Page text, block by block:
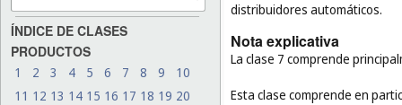
ÍNDICE DE CLASES
PRODUCTOS
1 2 3 4 5 6 7 8 9
10
11 12 13 14 15 16 17 18 19 20
distribuidores automáticos.
Nota explicativa
La clase 7 comprende
Esta clase comprende en